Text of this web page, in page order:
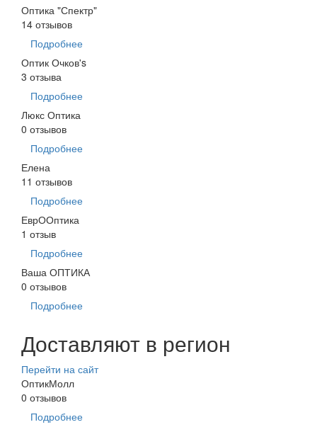
Оптика "Спектр"
14 отзывов
Подробнее
Оптик Очков's
3 отзыва
Подробнее
Люкс Оптика
0 отзывов
Подробнее
Елена
11 отзывов
Подробнее
ЕврООптика
1 отзыв
Подробнее
Ваша ОПТИКА
0 отзывов
Подробнее
Доставляют в регион
Перейти на сайт
ОптикМолл
0 отзывов
Подробнее